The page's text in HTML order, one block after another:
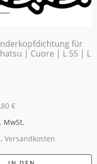
für
| Cuore | L 55 | L
€
MwSt.
Versandkosten